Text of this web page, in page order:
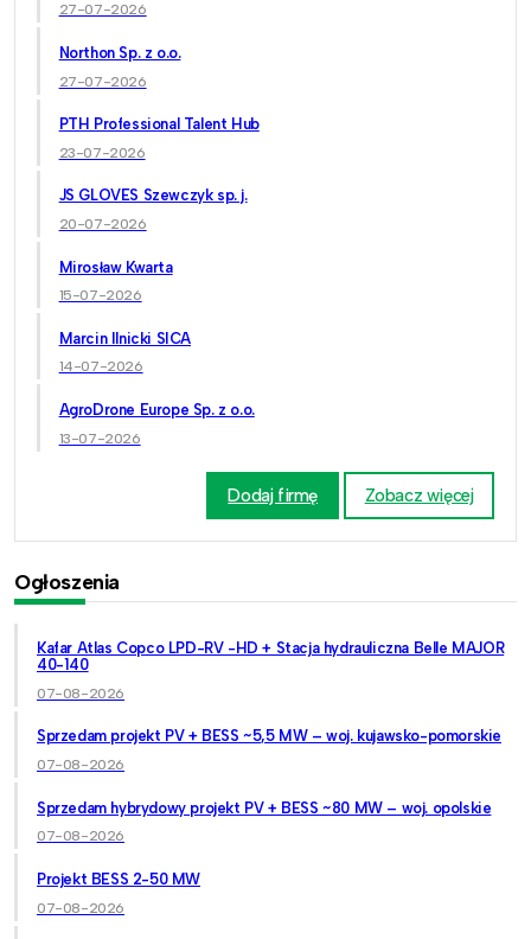
27-07-2026
Northon Sp. z o.o.
27-07-2026
PTH Professional Talent Hub
23-07-2026
JS GLOVES Szewczyk sp. j.
20-07-2026
Mirosław Kwarta
15-07-2026
Marcin Ilnicki SICA
14-07-2026
AgroDrone Europe Sp. z o.o.
13-07-2026
Dodaj firmę Zobacz więcej
Ogłoszenia
Kafar Atlas Copco LPD-RV -HD + Stacja hydrauliczna Belle MAJOR
40-140
07-08-2026
Sprzedam projekt PV + BESS ~5,5 MW – woj. kujawsko-pomorskie
07-08-2026
Sprzedam hybrydowy projekt PV + BESS ~80 MW – woj. opolskie
07-08-2026
Projekt BESS 2-50 MW
07-08-2026